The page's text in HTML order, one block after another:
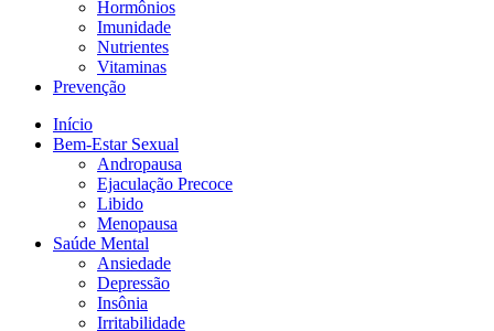
Hormônios
Imunidade
Nutrientes
Vitaminas
Prevenção
Início
Bem-Estar Sexual
Andropausa
Ejaculação Precoce
Libido
Menopausa
Saúde Mental
Ansiedade
Depressão
Insônia
Irritabilidade